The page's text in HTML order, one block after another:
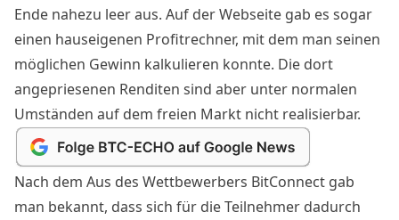
Ende nahezu leer aus. Auf der Webseite gab es sogar
einen hauseigenen Profitrechner, mit dem man seinen
möglichen Gewinn kalkulieren konnte. Die dort
angepriesenen Renditen sind aber unter normalen
Umständen auf dem freien Markt nicht realisierbar.
Nach dem Aus des Wettbewerbers BitConnect gab
man bekannt, dass sich für die Teilnehmer dadurch